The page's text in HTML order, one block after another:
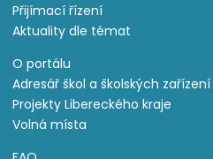
Přijímací řízení
Aktuality dle témat
O portálu
Adresář škol a školských zařízení
Projekty Libereckého kraje
Volná místa